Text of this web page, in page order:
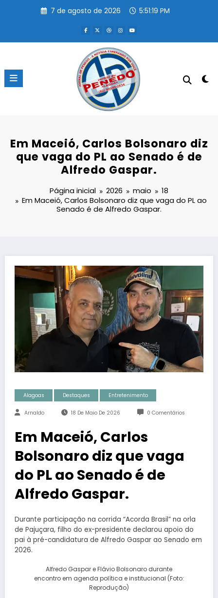
7 de agosto de 2026 5:51:19 PM
Em Maceió, Carlos Bolsonaro diz
que vaga do PL ao Senado é de
Alfredo Gaspar.
Página inicial 2026 maio
18
Em Maceió, Carlos Bolsonaro diz que vaga do PL ao
Senado é de Alfredo Gaspar.
Alagoas Destaques Entretenimento
Arnaldo 18 De Maio De 2026 0 Comentários
Em Maceió, Carlos
Bolsonaro diz que vaga
do PL ao Senado é de
Alfredo Gaspar.
Durante participação na corrida “Acorda Brasil” na orla
de Pajuçara, filho do ex-presidente declarou apoio do
pai à pré-candidatura de Alfredo Gaspar ao Senado em
2026.
Alfredo Gaspar e Flávio Bolsonaro durante
encontro em agenda política e institucional (Foto:
Reprodução)